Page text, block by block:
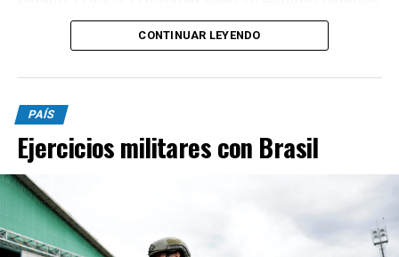
y el momento central será a las 15, cuando se llevará
adelante la tradicional procesión con la imagen de San
presidida por monseñor Ernesto Giobando y finalizará
con la santa misa principal.
Desde la parroquia invitaron a toda la comunidad a
participar de la celebración y a acercarse con sus
intenciones y pedidos. “Juntos renovemos la esperanza y
pidamos la intercesión de nuestro Patrono para
alcanzar la gracia que más necesitamos”, señalaron.
CONTINUAR LEYENDO
PAÍS
Ejercicios militares con Brasil